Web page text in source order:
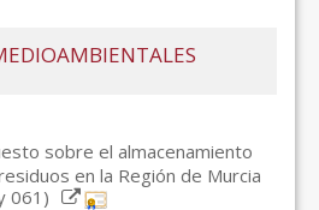
sobre el almacenamiento
en la Región de Murcia
061)